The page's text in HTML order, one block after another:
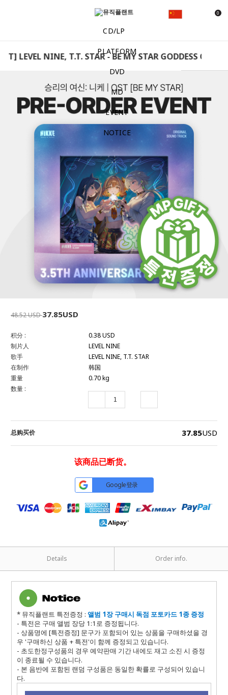
0
CD/LP
PLATFORM
DVD
MD
EVENT
NOTICE
LEVEL NINE, T.T. STAR - BE MY STAR GODDESS OF
48.52 USD37.85USD
积分 :
0.38 USD
制片人
LEVEL NINE
歌手
LEVEL NINE, T.T. STAR
在制作
韩国
重量
0.70 kg
数量 :
总购买价 37.85USD
该商品已断货。
Google登录
Details Order info.
* 뮤직플랜트 특전증정 : 앨범 1장 구매시 독점 포토카드 1종 증정
- 특전은 구매 앨범 장당 1:1로 증정됩니다.
- 상품명에 [특전증정] 문구가 포함되어 있는 상품을 구매하셨을 경
우 '구매하신 상품 + 특전'이 함께 증정되고 있습니다.
- 초도한정구성품의 경우 예약판매 기간 내에도 재고 소진 시 증정
이 종료될 수 있습니다.
- 본 음반에 포함된 랜덤 구성품은 동일한 확률로 구성되어 있습니
다.